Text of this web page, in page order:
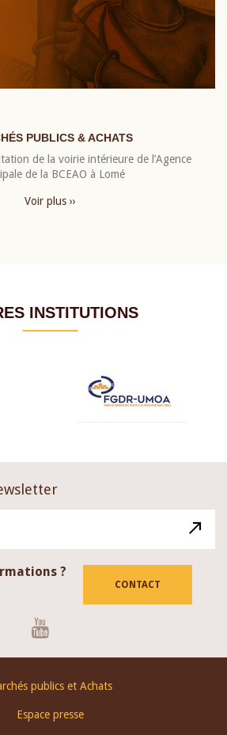
PUBLICS & ACHATS
de la voirie intérieure de l’Agence
de la BCEAO à Lomé
Voir plus ››
INSTITUTIONS
?
CONTACT
publics et Achats
Espace presse